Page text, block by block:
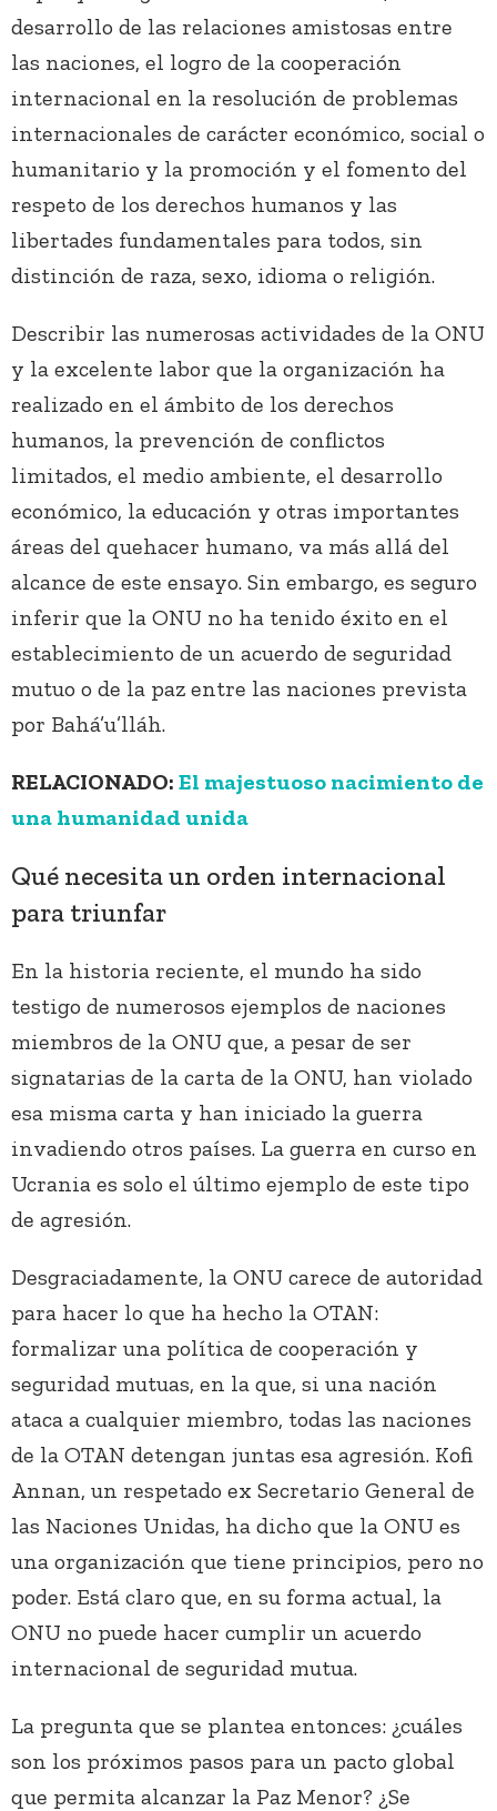
desarrollo de las relaciones amistosas entre
las naciones, el logro de la cooperación
internacional en la resolución de problemas
internacionales de carácter económico, social o
humanitario y la promoción y el fomento del
respeto de los derechos humanos y las
libertades fundamentales para todos, sin
distinción de raza, sexo, idioma o religión.
Describir las numerosas actividades de la ONU
y la excelente labor que la organización ha
realizado en el ámbito de los derechos
humanos, la prevención de conflictos
limitados, el medio ambiente, el desarrollo
económico, la educación y otras importantes
áreas del quehacer humano, va más allá del
alcance de este ensayo. Sin embargo, es seguro
inferir que la ONU no ha tenido éxito en el
establecimiento de un acuerdo de seguridad
mutuo o de la paz entre las naciones prevista
por Bahá’u’lláh.
RELACIONADO: El majestuoso nacimiento de
una humanidad unida
Qué necesita un orden internacional
para triunfar
En la historia reciente, el mundo ha sido
testigo de numerosos ejemplos de naciones
miembros de la ONU que, a pesar de ser
signatarias de la carta de la ONU, han violado
esa misma carta y han iniciado la guerra
invadiendo otros países. La guerra en curso en
Ucrania es solo el último ejemplo de este tipo
de agresión.
Desgraciadamente, la ONU carece de autoridad
para hacer lo que ha hecho la OTAN:
formalizar una política de cooperación y
seguridad mutuas, en la que, si una nación
ataca a cualquier miembro, todas las naciones
de la OTAN detengan juntas esa agresión. Kofi
Annan, un respetado ex Secretario General de
las Naciones Unidas, ha dicho que la ONU es
una organización que tiene principios, pero no
poder. Está claro que, en su forma actual, la
ONU no puede hacer cumplir un acuerdo
internacional de seguridad mutua.
La pregunta que se plantea entonces: ¿cuáles
son los próximos pasos para un pacto global
que permita alcanzar la Paz Menor? ¿Se